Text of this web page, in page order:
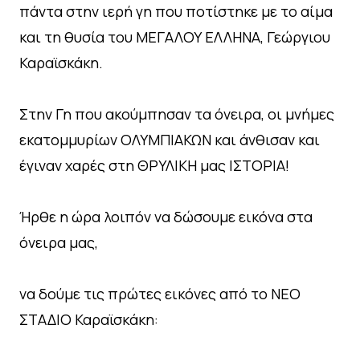
πάντα στην ιερή γη που ποτίστηκε με το αίμα
και τη θυσία του ΜΕΓΑΛΟΥ ΕΛΛΗΝΑ, Γεώργιου
Καραϊσκάκη.
Στην Γη που ακούμπησαν τα όνειρα, οι μνήμες
εκατομμυρίων ΟΛΥΜΠΙΑΚΩΝ και άνθισαν και
έγιναν χαρές στη ΘΡΥΛΙΚΗ μας ΙΣΤΟΡΙΑ!
Ήρθε η ώρα λοιπόν να δώσουμε εικόνα στα
όνειρα μας,
να δούμε τις πρώτες εικόνες από το ΝΕΟ
ΣΤΑΔΙΟ Καραϊσκάκη: